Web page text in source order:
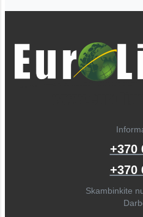
+370
+370
Skambinkite